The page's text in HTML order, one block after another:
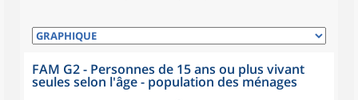
FAM G2 - Personnes de 15 ans ou plus vivant
seules selon l'âge - population des ménages